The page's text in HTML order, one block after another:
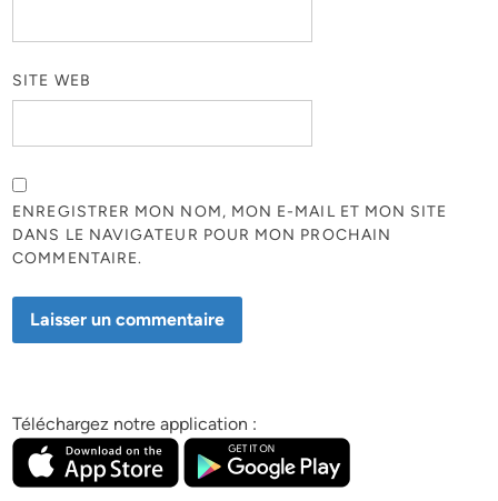
SITE WEB
ENREGISTRER MON NOM, MON E-MAIL ET MON SITE
DANS LE NAVIGATEUR POUR MON PROCHAIN
COMMENTAIRE.
Téléchargez notre application :